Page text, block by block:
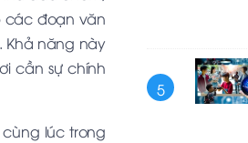
các đoạn văn
Khả năng này
cần sự chính
lúc trong
5